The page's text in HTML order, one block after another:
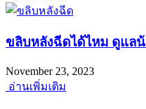
ขลิบหลังฉีดได้ไหม ดูแล
November 23, 2023
อ่านเพิ่มเติม